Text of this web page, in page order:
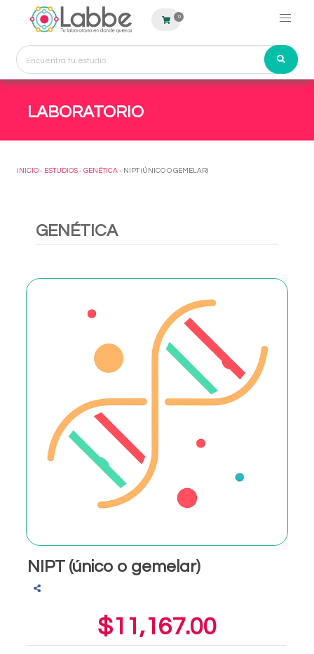
0
LABORATORIO
INICIO - ESTUDIOS - GENÉTICA - NIPT (ÚNICO O GEMELAR)
GENÉTICA
NIPT (único o gemelar)
$11,167.00